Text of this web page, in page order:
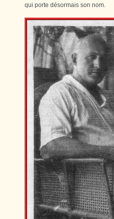
qui porte désormais son nom.